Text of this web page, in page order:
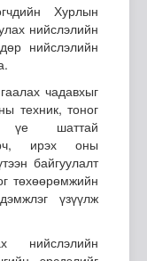
Хурлын
нийслэлийн
нийслэлийн
чадавхыг
техник, тоног
үе шаттай
ирэх оны
байгуулалт
төхөөрөмжийн
үзүүлж
нийслэлийн